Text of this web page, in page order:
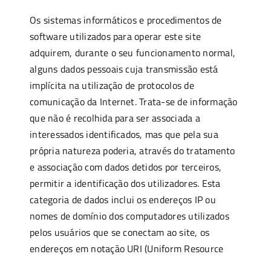
Os sistemas informáticos e procedimentos de
software utilizados para operar este site
adquirem, durante o seu funcionamento normal,
alguns dados pessoais cuja transmissão está
implícita na utilização de protocolos de
comunicação da Internet. Trata-se de informação
que não é recolhida para ser associada a
interessados ​​identificados, mas que pela sua
própria natureza poderia, através do tratamento
e associação com dados detidos por terceiros,
permitir a identificação dos utilizadores. Esta
categoria de dados inclui os endereços IP ou
nomes de domínio dos computadores utilizados
pelos usuários que se conectam ao site, os
endereços em notação URI (Uniform Resource